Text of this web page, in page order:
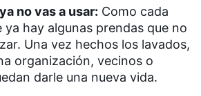
no vas a usar: Como cada
ya hay algunas prendas que no
Una vez hechos los lavados,
organización, vecinos o
darle una nueva vida.